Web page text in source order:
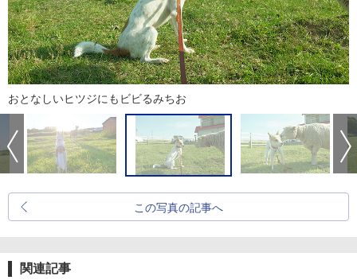
おとなしいヒツジにもビビるみちお
この写真の記事へ
関連記事